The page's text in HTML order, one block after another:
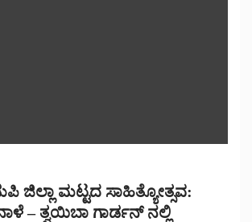
ಜಿಲ್ಲಾ ಮಟ್ಟದ ಸಾಹಿತ್ಯೋತ್ಸವ:
– ತ್ವಯಿಬಾ ಗಾರ್ಡನ್ ನಲ್ಲಿ